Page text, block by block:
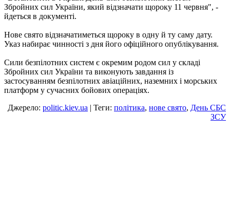
Збройних сил України, який відзначати щороку 11 червня", -
йдеться в документі.
Нове свято відзначатиметься щороку в одну й ту саму дату.
Указ набирає чинності з дня його офіційного опублікування.
Сили безпілотних систем є окремим родом сил у складі
Збройних сил України та виконують завдання із
застосуванням безпілотних авіаційних, наземних і морських
платформ у сучасних бойових операціях.
Джерело: politic.kiev.ua | Теги: політика, нове свято, День СБС
ЗСУ